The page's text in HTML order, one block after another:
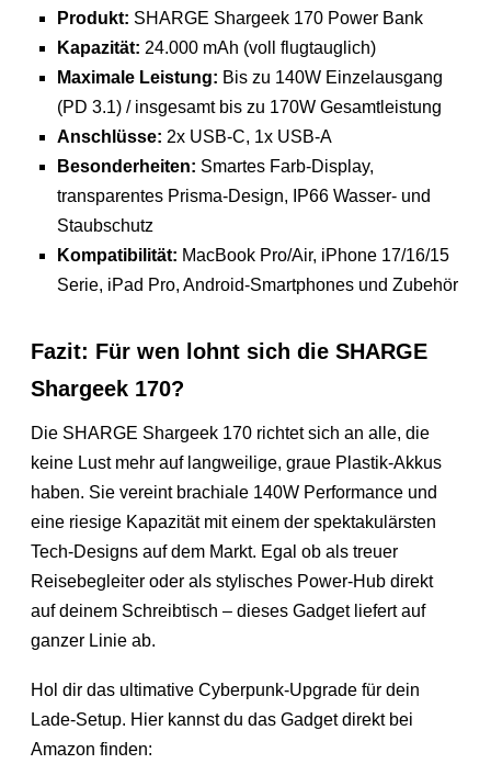
Produkt: SHARGE Shargeek 170 Power Bank
Kapazität: 24.000 mAh (voll flugtauglich)
Maximale Leistung: Bis zu 140W Einzelausgang
(PD 3.1) / insgesamt bis zu 170W Gesamtleistung
Anschlüsse: 2x USB-C, 1x USB-A
Besonderheiten: Smartes Farb-Display,
transparentes Prisma-Design, IP66 Wasser- und
Staubschutz
Kompatibilität: MacBook Pro/Air, iPhone 17/16/15
Serie, iPad Pro, Android-Smartphones und Zubehör
Fazit: Für wen lohnt sich die SHARGE
Shargeek 170?
Die SHARGE Shargeek 170 richtet sich an alle, die
keine Lust mehr auf langweilige, graue Plastik-Akkus
haben. Sie vereint brachiale 140W Performance und
eine riesige Kapazität mit einem der spektakulärsten
Tech-Designs auf dem Markt. Egal ob als treuer
Reisebegleiter oder als stylisches Power-Hub direkt
auf deinem Schreibtisch – dieses Gadget liefert auf
ganzer Linie ab.
Hol dir das ultimative Cyberpunk-Upgrade für dein
Lade-Setup. Hier kannst du das Gadget direkt bei
Amazon finden: